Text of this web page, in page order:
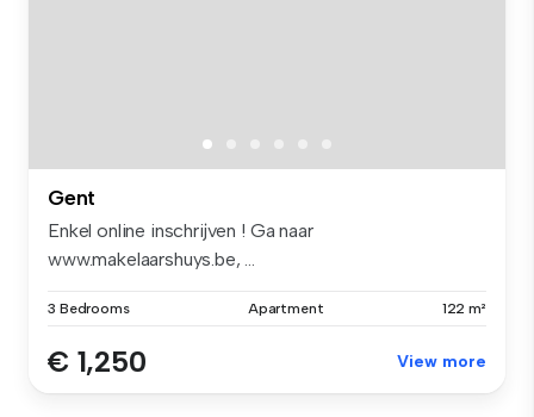
Gent
Enkel online inschrijven ! Ga naar
www.makelaarshuys.be, ...
3 Bedrooms Apartment 122 m²
€ 1,250 View more